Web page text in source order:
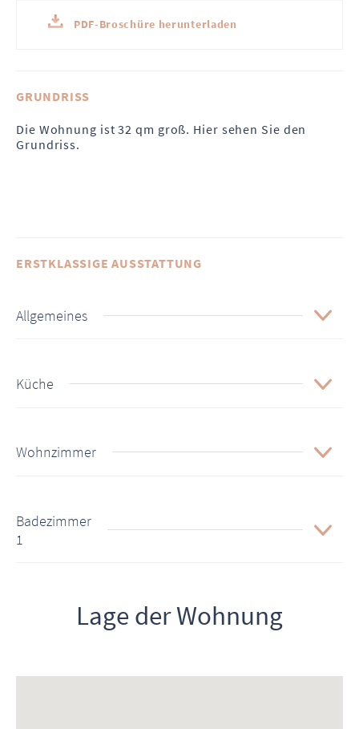
PDF-Broschüre herunterladen
GRUNDRISS
Die Wohnung ist 32 qm groß. Hier sehen Sie den
Grundriss.
ERSTKLASSIGE AUSSTATTUNG
Allgemeines
Küche
Wohnzimmer
Badezimmer
1
Lage der Wohnung